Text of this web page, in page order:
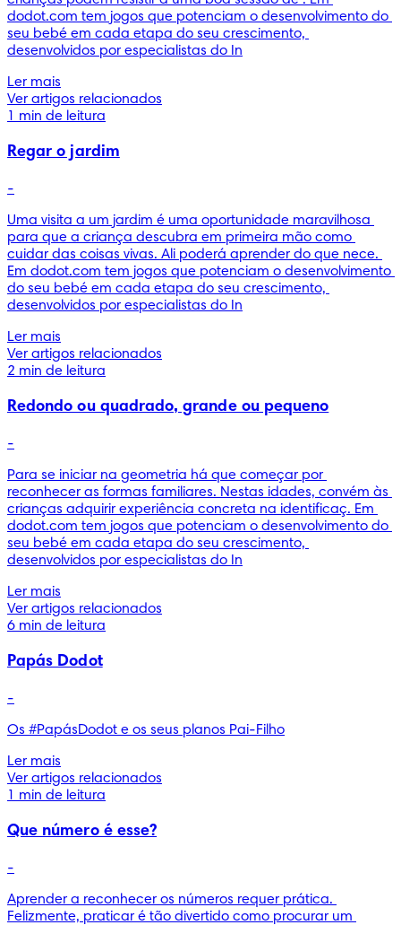
dodot.com tem jogos que potenciam o desenvolvimento do
seu bebé em cada etapa do seu crescimento,
desenvolvidos por especialistas do In
Ler mais
Ver artigos relacionados
1 min de leitura
Regar o jardim
-
Uma visita a um jardim é uma oportunidade maravilhosa
para que a criança descubra em primeira mão como
cuidar das coisas vivas. Ali poderá aprender do que nece.
Em dodot.com tem jogos que potenciam o desenvolvimento
do seu bebé em cada etapa do seu crescimento,
desenvolvidos por especialistas do In
Ler mais
Ver artigos relacionados
2 min de leitura
Redondo ou quadrado, grande ou pequeno
-
Para se iniciar na geometria há que começar por
reconhecer as formas familiares. Nestas idades, convém às
crianças adquirir experiência concreta na identificaç. Em
dodot.com tem jogos que potenciam o desenvolvimento do
seu bebé em cada etapa do seu crescimento,
desenvolvidos por especialistas do In
Ler mais
Ver artigos relacionados
6 min de leitura
Papás Dodot
-
Os #PapásDodot e os seus planos Pai-Filho
Ler mais
Ver artigos relacionados
1 min de leitura
Que número é esse?
-
Aprender a reconhecer os números requer prática.
Felizmente, praticar é tão divertido como procurar um